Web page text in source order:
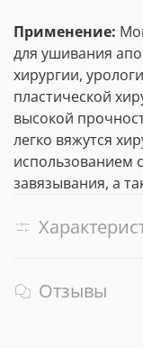
Применение:
для ушивания
хирургии,
пластической
высокой
легко вяжутся
использованием
завязывания, а
Отзывы